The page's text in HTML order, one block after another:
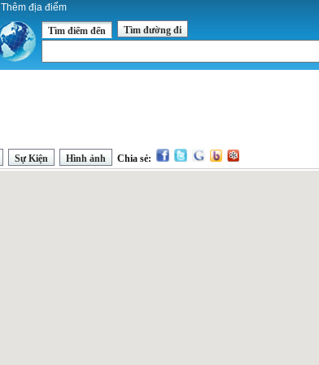
Thêm địa điểm
Tìm điểm đến Tìm đường đi
Sự Kiện Hình ảnh Chia sẻ: